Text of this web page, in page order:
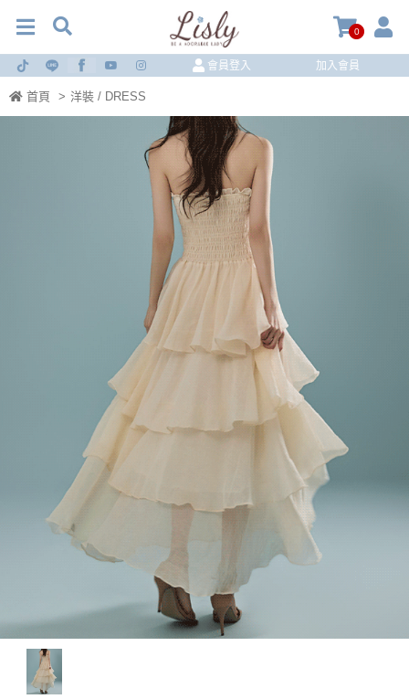
0
會員登入 加入會員
首頁 > 洋裝 / DRESS